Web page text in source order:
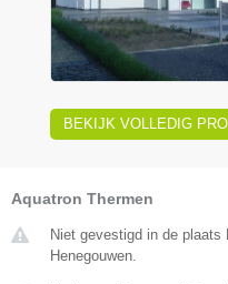
BEKIJK VOLLEDIG
Aquatron Thermen
Niet gevestigd in de
Henegouwen.